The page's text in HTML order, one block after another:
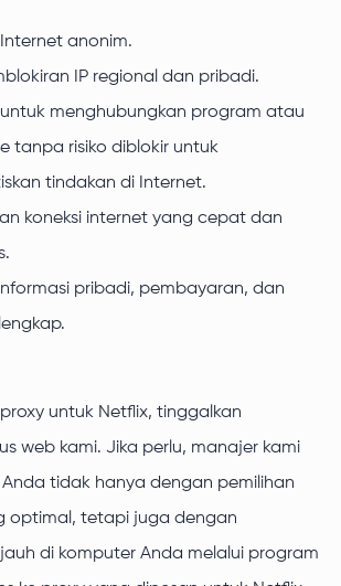
anonim.
IP regional dan pribadi.
menghubungkan program atau
tanpa risiko diblokir untuk
tindakan di Internet.
koneksi internet yang cepat dan
pribadi, pembayaran, dan
untuk Netflix, tinggalkan
web kami. Jika perlu, manajer kami
tidak hanya dengan pemilihan
optimal, tetapi juga dengan
di komputer Anda melalui program